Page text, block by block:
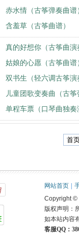
赤水情（古筝弹奏曲谱
含羞草（古筝曲谱）
真的好想你（古筝曲
姑娘的心愿（古筝曲谱
双书生（轻六调古筝演
儿童团歌变奏曲（古
单程车票（口琴曲独奏
首
网站首页
Copyright ©
版权声明：
如本站内容
客服QQ：